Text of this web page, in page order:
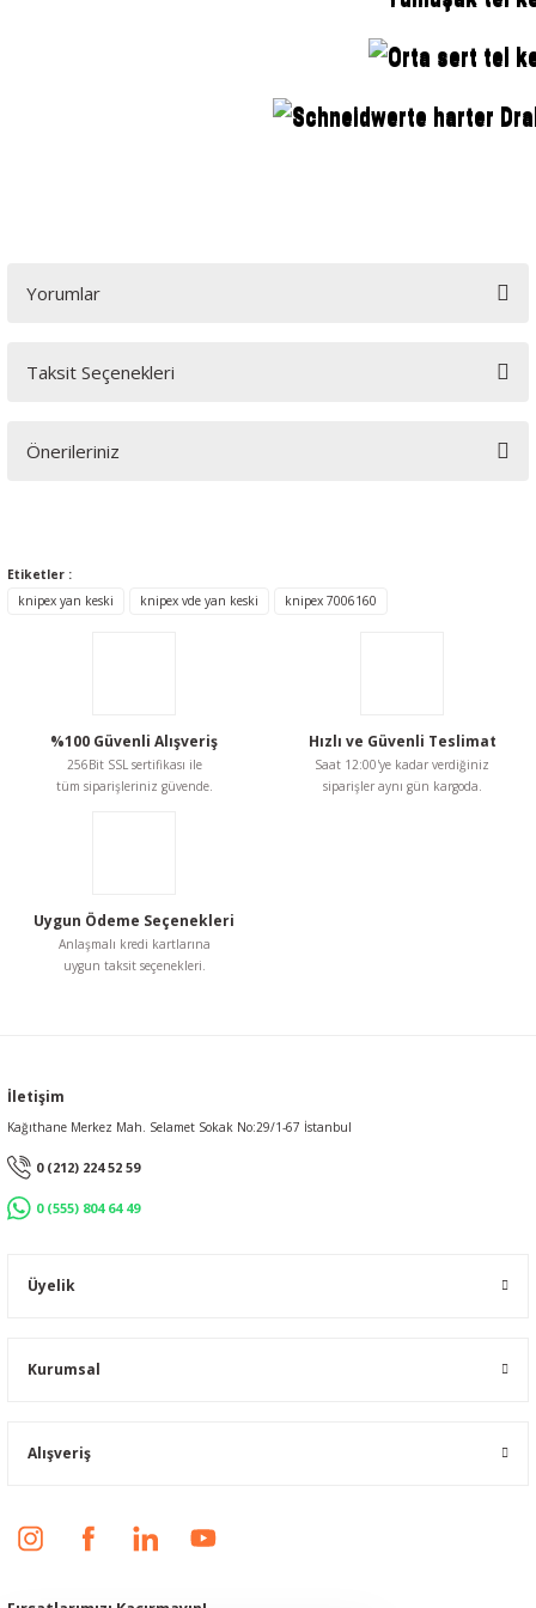
Orta sert tel
Schneidwerte harter
Yorumlar
Taksit Seçenekleri
Önerileriniz
Görüş ve önerileriniz için teşekkür ederiz.
Ürün fiyatı diğer sitelerden daha pahalı.
Bu ürüne benzer farklı alternatifler olmalı.
Etiketler :
knipex yan keski
knipex vde yan keski knipex 7006160
%100 Güvenli Alışveriş
256Bit SSL sertifikası ile
tüm siparişleriniz güvende.
Hızlı ve Güvenli Teslimat
Saat 12:00'ye kadar verdiğiniz
siparişler aynı gün kargoda.
Uygun Ödeme Seçenekleri
Anlaşmalı kredi kartlarına
uygun taksit seçenekleri.
İletişim
Kağıthane Merkez Mah. Selamet Sokak No:29/1-67 İstanbul
0 (212) 224 52 59
0 (555) 804 64 49
Üyelik
Kurumsal
Alışveriş